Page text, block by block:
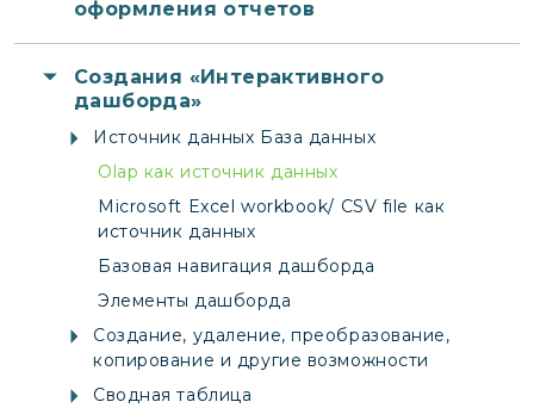
оформления отчетов
Создания «Интерактивного
дашборда»
Источник данных База данных
Olap как источник данных
Microsoft Excel workbook/ CSV file как
источник данных
Базовая навигация дашборда
Элементы дашборда
Создание, удаление, преобразование,
копирование и другие возможности
Сводная таблица